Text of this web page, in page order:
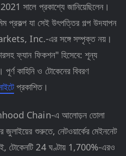
সালে প্রকাশ্যে জানিয়েছিলেন।
প্রকল্প যা সেই উৎপত্তির গল্প উদযাপন
Inc.-এর সঙ্গে সম্পৃক্ত নয়।
ফ্যান ফিকশন" হিসেবে: শূন্য
কাহিনি ও টোকেনের বিবরণ
প্রকাশিত।
Chain-এ আলোড়ন তোলা
শুরুতে, নেটওয়ার্কের মেইননেট
টোকেনটি 24 ঘণ্টায় 1,700%-এরও